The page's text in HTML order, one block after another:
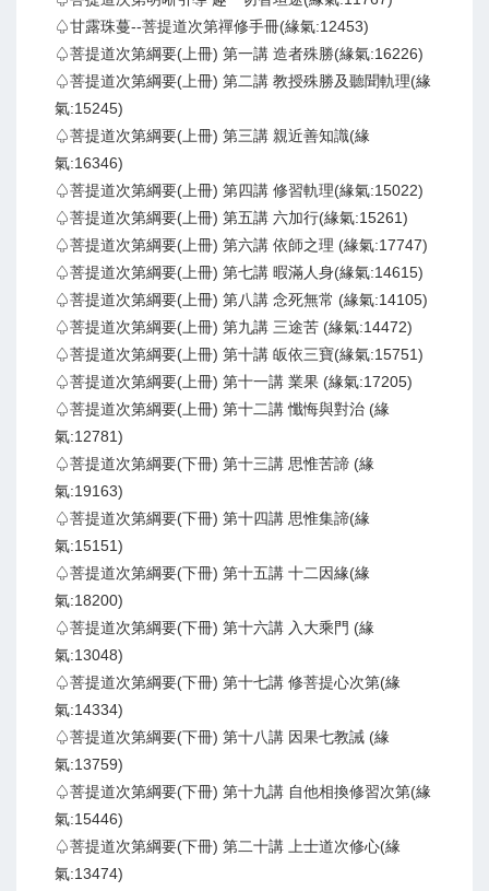
♤甘露珠蔓--菩提道次第禪修手冊(緣氣:12453)
♤菩提道次第綱要(上冊) 第一講 造者殊勝(緣氣:16226)
♤菩提道次第綱要(上冊) 第二講 教授殊勝及聽聞軌理(緣
氣:15245)
♤菩提道次第綱要(上冊) 第三講 親近善知識(緣
氣:16346)
♤菩提道次第綱要(上冊) 第四講 修習軌理(緣氣:15022)
♤菩提道次第綱要(上冊) 第五講 六加行(緣氣:15261)
♤菩提道次第綱要(上冊) 第六講 依師之理 (緣氣:17747)
♤菩提道次第綱要(上冊) 第七講 暇滿人身(緣氣:14615)
♤菩提道次第綱要(上冊) 第八講 念死無常 (緣氣:14105)
♤菩提道次第綱要(上冊) 第九講 三途苦 (緣氣:14472)
♤菩提道次第綱要(上冊) 第十講 皈依三寶(緣氣:15751)
♤菩提道次第綱要(上冊) 第十一講 業果 (緣氣:17205)
♤菩提道次第綱要(上冊) 第十二講 懺悔與對治 (緣
氣:12781)
♤菩提道次第綱要(下冊) 第十三講 思惟苦諦 (緣
氣:19163)
♤菩提道次第綱要(下冊) 第十四講 思惟集諦(緣
氣:15151)
♤菩提道次第綱要(下冊) 第十五講 十二因緣(緣
氣:18200)
♤菩提道次第綱要(下冊) 第十六講 入大乘門 (緣
氣:13048)
♤菩提道次第綱要(下冊) 第十七講 修菩提心次第(緣
氣:14334)
♤菩提道次第綱要(下冊) 第十八講 因果七教誡 (緣
氣:13759)
♤菩提道次第綱要(下冊) 第十九講 自他相換修習次第(緣
氣:15446)
♤菩提道次第綱要(下冊) 第二十講 上士道次修心(緣
氣:13474)